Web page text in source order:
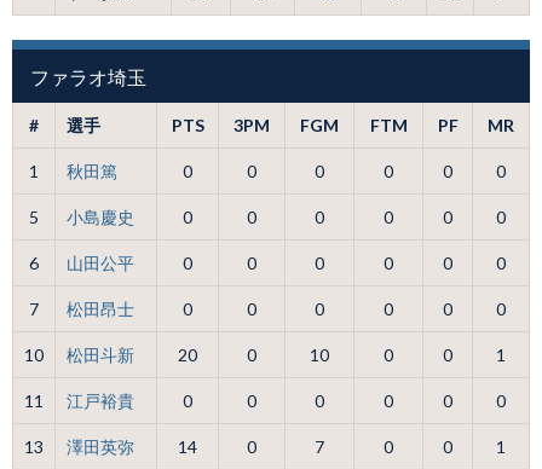
ファラオ埼玉
# 選手 PTS 3PM FGM FTM PF MR
1 秋田篤 0 0 0 0 0 0
5 小島慶史 0 0 0 0 0 0
6 山田公平 0 0 0 0 0 0
7 松田昂士 0 0 0 0 0 0
10 松田斗新 20 0 10 0 0 1
11 江戸裕貴 0 0 0 0 0 0
13 澤田英弥 14 0 7 0 0 1